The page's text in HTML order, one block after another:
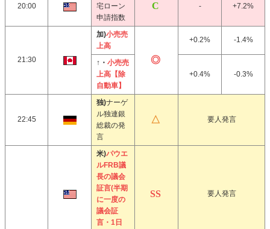
20:00
宅ローン
申請指数
- +7.2%
21:30
加)小売売
上高
+0.2% -1.4%
↑・ 小売売
上高【除
自動車】
+0.4% -0.3%
22:45
独)ナーゲ
ル独連銀
総裁の発
言
要人発言
米)パウエ
ルFRB議
長の議会
証言(半期
に一度の
議会証
言・1日
要人発言